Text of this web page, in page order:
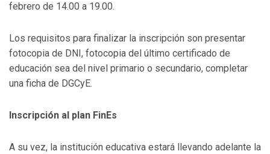
febrero de 14.00 a 19.00.
Los requisitos para finalizar la inscripción son presentar
fotocopia de DNI, fotocopia del último certificado de
educación sea del nivel primario o secundario, completar
una ficha de DGCyE.
Inscripción al plan FinEs
A su vez, la institución educativa estará llevando adelante la